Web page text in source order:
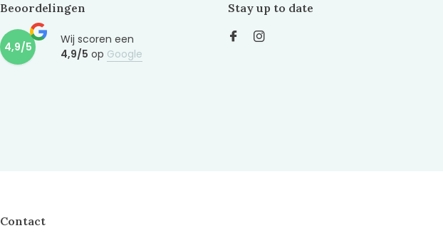
Beoordelingen
4,9/5
Wij scoren een
4,9/5 op Google
Stay up to date
Contact